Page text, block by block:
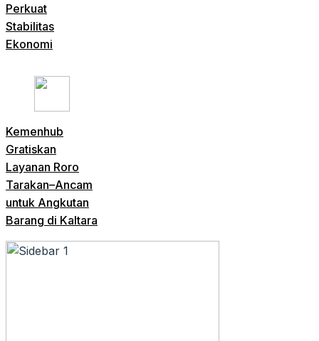
Perkuat
Stabilitas
Ekonomi
Kemenhub
Gratiskan
Layanan Roro
Tarakan–Ancam
untuk Angkutan
Barang di Kaltara